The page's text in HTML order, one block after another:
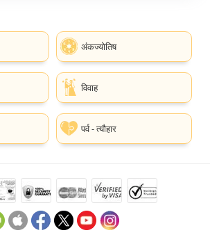
अंकज्योतिष
विवाह
पर्व - त्यौहार